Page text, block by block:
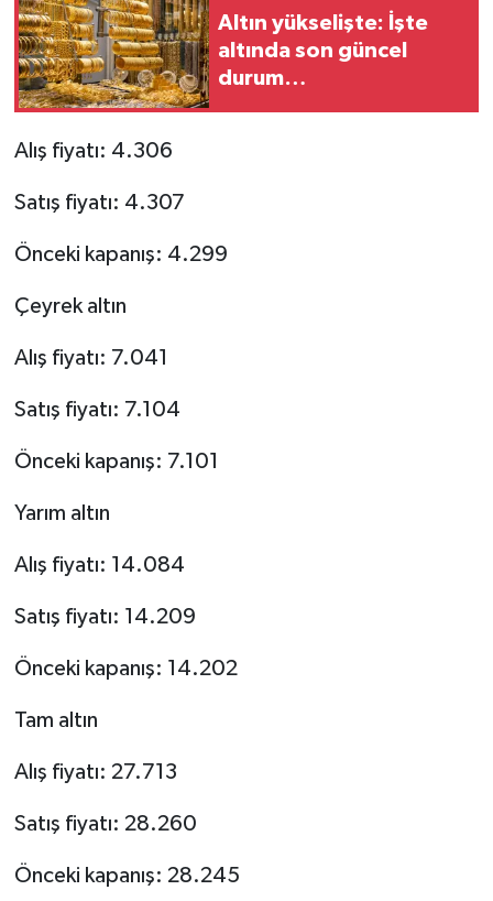
Altın yükselişte: İşte
altında son güncel
durum…
Alış fiyatı: 4.306
Satış fiyatı: 4.307
Önceki kapanış: 4.299
Çeyrek altın
Alış fiyatı: 7.041
Satış fiyatı: 7.104
Önceki kapanış: 7.101
Yarım altın
Alış fiyatı: 14.084
Satış fiyatı: 14.209
Önceki kapanış: 14.202
Tam altın
Alış fiyatı: 27.713
Satış fiyatı: 28.260
Önceki kapanış: 28.245